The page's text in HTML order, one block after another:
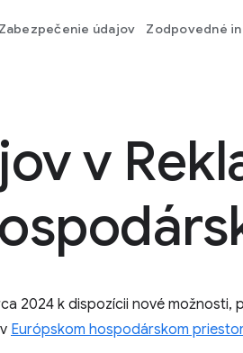
Zabezpečenie údajov Zodpovedné
v
2024 k dispozícii nové
Európskom hospodárskom